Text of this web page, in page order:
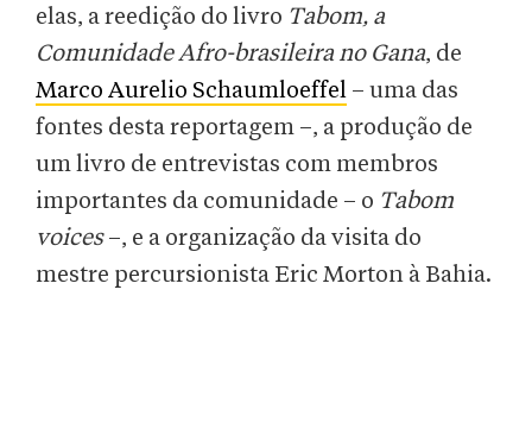
elas, a reedição do livro Tabom, a
Comunidade Afro-brasileira no Gana, de
Marco Aurelio Schaumloeffel – uma das
fontes desta reportagem –, a produção de
um livro de entrevistas com membros
importantes da comunidade – o Tabom
voices–, e a organização da visita do
mestre percursionista Eric Morton à Bahia.